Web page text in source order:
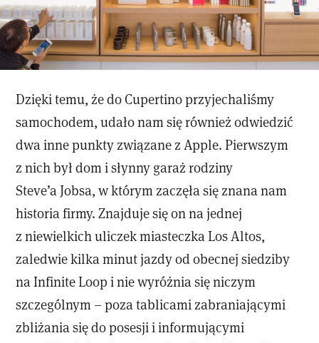
Dzięki temu, że do Cupertino przyjechaliśmy
samochodem, udało nam się również odwiedzić
dwa inne punkty związane z Apple. Pierwszym
z nich był dom i słynny garaż rodziny
Steve’a Jobsa, w którym zaczęła się znana nam
historia firmy. Znajduje się on na jednej
z niewielkich uliczek miasteczka Los Altos,
zaledwie kilka minut jazdy od obecnej siedziby
na Infinite Loop i nie wyróżnia się niczym
szczególnym – poza tablicami zabraniającymi
zbliżania się do posesji i informującymi